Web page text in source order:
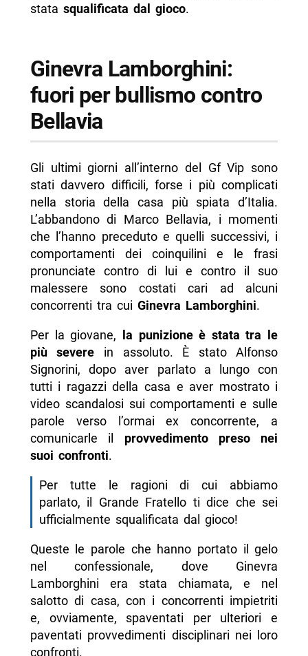
stata squalificata dal gioco.
Ginevra Lamborghini:
fuori per bullismo contro
Bellavia
Gli ultimi giorni all’interno del Gf Vip sono
stati davvero difficili, forse i più complicati
nella storia della casa più spiata d’Italia.
L’abbandono di Marco Bellavia, i momenti
che l’hanno preceduto e quelli successivi, i
comportamenti dei coinquilini e le frasi
pronunciate contro di lui e contro il suo
malessere sono costati cari ad alcuni
concorrenti tra cui Ginevra Lamborghini.
Per la giovane, la punizione è stata tra le
più severe in assoluto. È stato Alfonso
Signorini, dopo aver parlato a lungo con
tutti i ragazzi della casa e aver mostrato i
video scandalosi sui comportamenti e sulle
parole verso l’ormai ex concorrente, a
comunicarle il provvedimento preso nei
suoi confronti.
Per tutte le ragioni di cui abbiamo
parlato, il Grande Fratello ti dice che sei
ufficialmente squalificata dal gioco!
Queste le parole che hanno portato il gelo
nel confessionale, dove Ginevra
Lamborghini era stata chiamata, e nel
salotto di casa, con i concorrenti impietriti
e, ovviamente, spaventati per ulteriori e
paventati provvedimenti disciplinari nei loro
confronti.